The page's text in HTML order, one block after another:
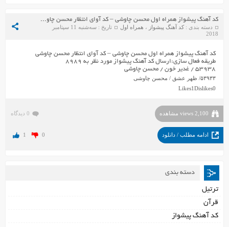
کد آهنگ پیشواز همراه اول محسن چاوشی – کد آوای انتظار محسن چاوشی
دسته بندی :کد آهنگ پیشواز ، همراه اول
تاریخ : سه‌شنبه 11 سپتامبر
2018
کد آهنگ پیشواز همراه اول محسن چاوشی – کد آوای انتظار محسن چاوشی
طریقه فعال سازی:ارسال کد آهنگ پیشواز مورد نظر به ۸۹۸۹
۵۳۹۳۸ / غدیر خون / محسن چاوشی
۵۳۹۳۳/ ظهر عشق / محسن چاوشی
Likes1Dislikes0
2,100 views مشاهده 0 دیدگاه
ادامه مطلب / دانلود 1 0
دسته بندی
ترتیل
قرآن
کد آهنگ پیشواز